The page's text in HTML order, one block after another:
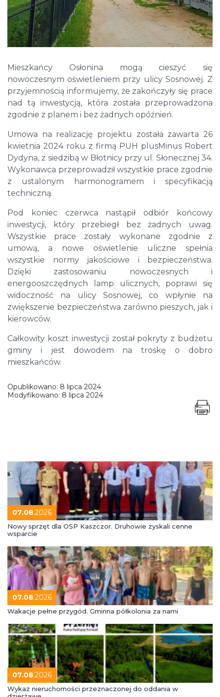
Mieszkańcy Osłonina mogą cieszyć się
nowoczesnym oświetleniem przy ulicy Sosnowej. Z
przyjemnością informujemy, że zakończyły się prace
nad tą inwestycją, która została przeprowadzona
zgodnie z planem i bez żadnych opóźnień.
Umowa na realizację projektu została zawarta 26
kwietnia 2024 roku z firmą PUH plusMinus Robert
Dydyna, z siedzibą w Błotnicy przy ul. Słonecznej 34.
Wykonawca przeprowadził wszystkie prace zgodnie
z ustalonym harmonogramem i specyfikacją
techniczną.
Pod koniec czerwca nastąpił odbiór końcowy
inwestycji, który przebiegł bez żadnych uwag.
Wszystkie prace zostały wykonane zgodnie z
umową, a nowe oświetlenie uliczne spełnia
wszystkie normy jakościowe i bezpieczeństwa.
Dzięki zastosowaniu nowoczesnych i
energooszczędnych lamp ulicznych, poprawi się
widoczność na ulicy Sosnowej, co wpłynie na
zwiększenie bezpieczeństwa zarówno pieszych, jak i
kierowców.
Całkowity koszt inwestycji został pokryty z budżetu
gminy i jest dowodem na troskę o dobro
mieszkańców.
Opublikowano: 8 lipca 2024
Modyfikowano: 8 lipca 2024
07.08.2026
Nowy sprzęt dla OSP Kaszczor. Druhowie zyskali cenne
wsparcie
07.08.2026
Wakacje pełne przygód. Gminna półkolonia za nami
07.08.2026
Wykaz nieruchomości przeznaczonej do oddania w